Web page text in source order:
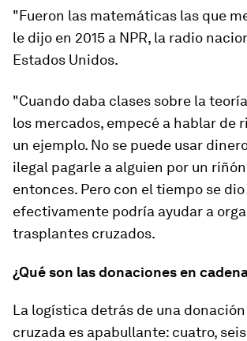
"Fueron las matemáticas las que
le dijo en 2015 a NPR, la radio
Estados Unidos.
"Cuando daba clases sobre la
los mercados, empecé a hablar de
un ejemplo. No se puede usar
ilegal pagarle a alguien por un riñón
entonces. Pero con el tiempo se
efectivamente podría ayudar a
trasplantes cruzados.
¿Qué son las donaciones en
La logística detrás de una
cruzada es apabullante: cuatro,